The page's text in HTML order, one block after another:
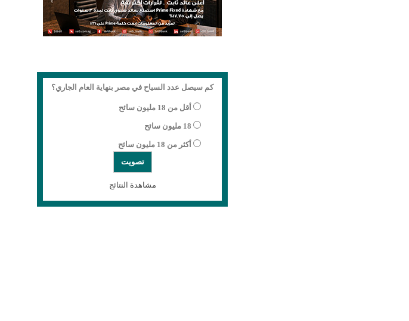
كم سيصل عدد السياح في مصر بنهاية العام الجاري؟
أقل من 18 مليون سائح
18 مليون سائح
أكثر من 18 مليون سائح
مشاهدة النتائج